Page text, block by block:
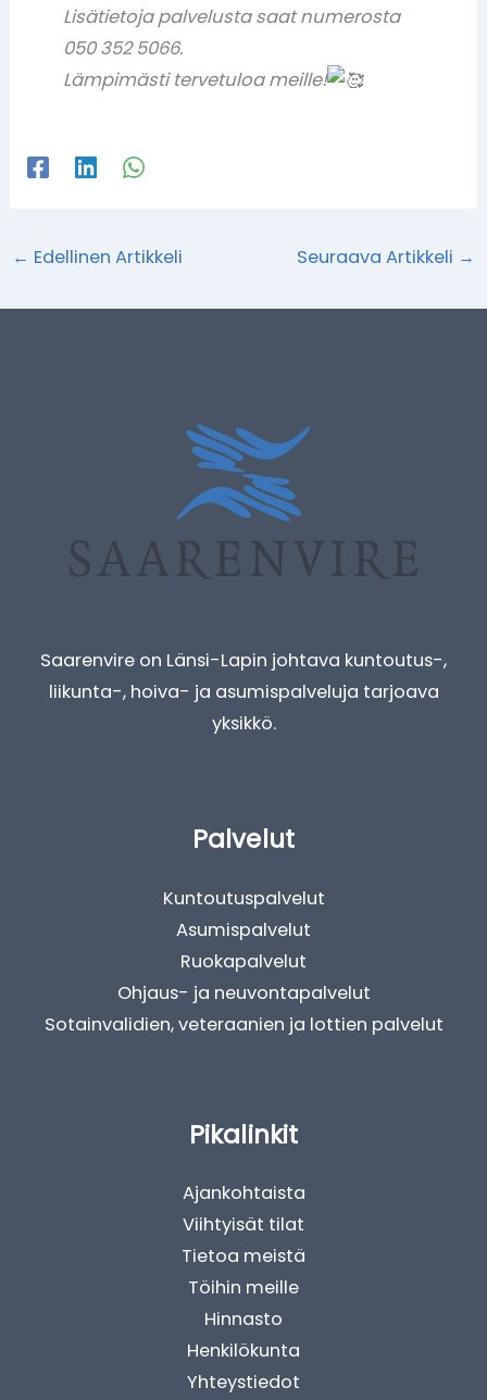
Lisätietoja palvelusta saat numerosta
050 352 5066.
Lämpimästi tervetuloa meille!
← Edellinen Artikkeli Seuraava Artikkeli →
Saarenvire on Länsi-Lapin johtava kuntoutus-,
liikunta-, hoiva- ja asumispalveluja tarjoava
yksikkö.
Palvelut
Kuntoutuspalvelut
Asumispalvelut
Ruokapalvelut
Ohjaus- ja neuvontapalvelut
Sotainvalidien, veteraanien ja lottien palvelut
Pikalinkit
Ajankohtaista
Viihtyisät tilat
Tietoa meistä
Töihin meille
Hinnasto
Henkilökunta
Yhteystiedot